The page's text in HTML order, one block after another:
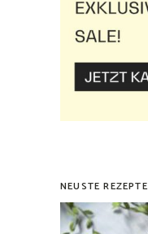
NEUSTE REZEPTE